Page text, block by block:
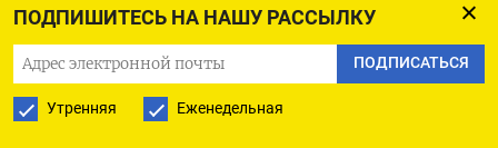
ПОДПИШИТЕСЬ НА НАШУ РАССЫЛКУ
ПОДПИСАТЬСЯ
Утренняя Еженедельная
- 02.50 - Япония, динамика кредитования
банками физлиц и корпораций в мае
- 02.50 - Япония, итоговое значение ВВП за 1 кв